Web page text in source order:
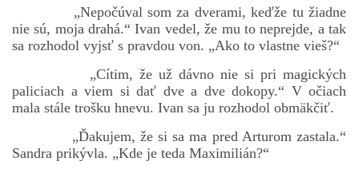
„Nepočúval som za dverami, keďže tu žiadne
nie sú, moja drahá.“ Ivan vedel, že mu to neprejde, a tak
sa rozhodol vyjsť s pravdou von. „Ako to vlastne vieš?“
„Cítim, že už dávno nie si pri magických
paliciach a viem si dať dve a dve dokopy.“ V očiach
mala stále trošku hnevu. Ivan sa ju rozhodol obmäkčiť.
„Ďakujem, že si sa ma pred Arturom zastala.“
Sandra prikývla. „Kde je teda Maximilián?“